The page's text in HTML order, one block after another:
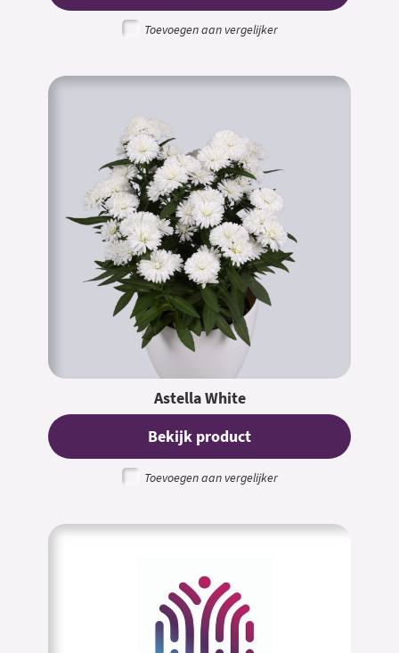
Toevoegen aan vergelijker
Astella White
Bekijk product
Toevoegen aan vergelijker